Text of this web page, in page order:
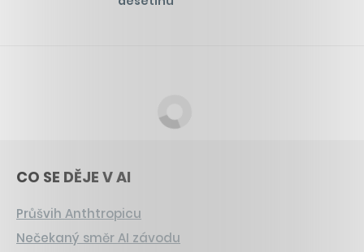
CO SE DĚJE V AI
Průšvih Anthtropicu
Nečekaný směr AI závodu